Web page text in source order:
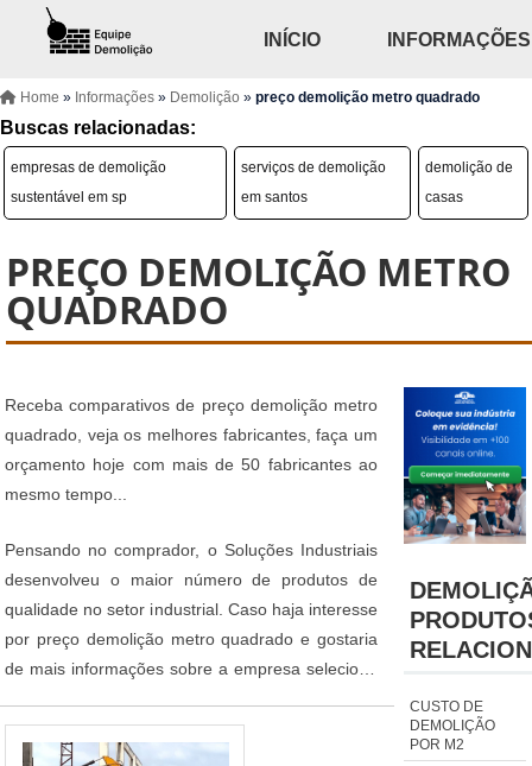
INÍCIO INFORMAÇÕES
Home » Informações » Demolição » preço demolição metro quadrado
Buscas relacionadas:
empresas de demolição
sustentável em sp
serviços de demolição
em santos
demolição de
casas
PREÇO DEMOLIÇÃO METRO
QUADRADO
Receba comparativos de preço demolição metro
quadrado, veja os melhores fabricantes, faça um
orçamento hoje com mais de 50 fabricantes ao
mesmo tempo...
Pensando no comprador, o Soluções Industriais
desenvolveu o maior número de produtos de
qualidade no setor industrial. Caso haja interesse
por preço demolição metro quadrado e gostaria
de mais informações sobre a empresa selecione
CUSTO DE
DEMOLIÇÃO
POR M2